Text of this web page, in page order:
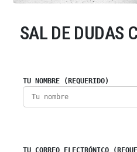
SAL DE DUDAS
TU NOMBRE (REQUERIDO)
TU CORREO ELECTRÓNICO